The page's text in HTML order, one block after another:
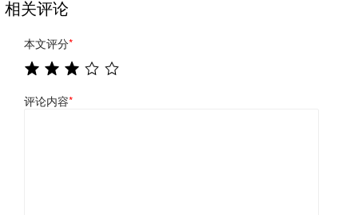
相关评论
本文评分*
评论内容*